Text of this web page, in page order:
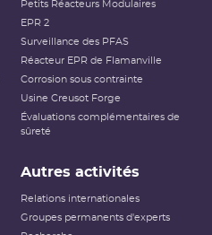
Petits Réacteurs Modulaires
EPR 2
Surveillance des PFAS
Réacteur EPR de Flamanville
Corrosion sous contrainte
Usine Creusot Forge
Évaluations complémentaires de
sûreté
Autres activités
Relations internationales
Groupes permanents d'experts